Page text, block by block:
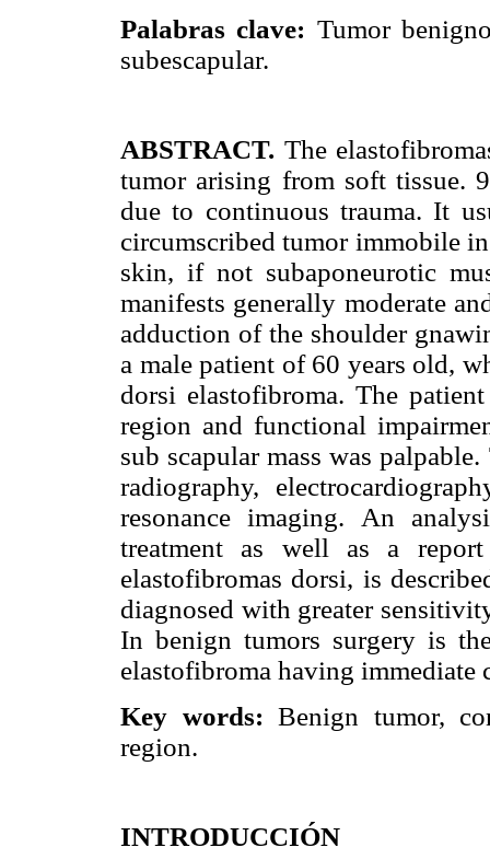
Palabras clave: Tumor
subescapular.
ABSTRACT. The
tumor arising from soft tissue.
due to continuous trauma. It
circumscribed tumor immobile
skin, if not subaponeurotic
manifests generally moderate
adduction of the shoulder
a male patient of 60 years old,
dorsi elastofibroma. The
region and functional
sub scapular mass was
radiography,
resonance imaging. An
treatment as well as a
elastofibromas dorsi, is
diagnosed with greater
In benign tumors surgery is
elastofibroma having
Key words: Benign tumor,
region.
INTRODUCCIÓN